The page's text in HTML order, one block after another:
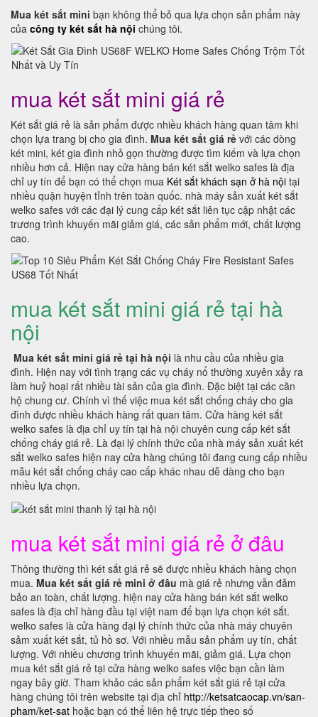
Mua két sắt mini bạn không thể bỏ qua lựa chọn sản phẩm này
của công ty két sắt hà nội chúng tôi.
mua két sắt mini giá rẻ
Két sắt giá rẻ là sản phẩm được nhiều khách hàng quan tâm khi
chọn lựa trang bị cho gia đình. Mua két sắt giá rẻ với các dòng
két mini, két gia đình nhỏ gọn thường được tìm kiếm và lựa chọn
nhiều hơn cả. Hiện nay cửa hàng bán két sắt welko safes là địa
chỉ uy tín để bạn có thể chọn mua Két sắt khách sạn ở hà nội tại
nhiều quận huyện tỉnh trên toàn quốc. nhà máy sản xuất két sắt
welko safes với các đại lý cung cấp két sắt liên tục cập nhật các
trương trình khuyến mãi giảm giá, các sản phẩm mới, chất lượng
cao.
mua két sắt mini giá rẻ tại hà
nội
Mua két sắt mini giá rẻ tại hà nội là nhu cầu của nhiều gia
đình. Hiện nay với tình trạng các vụ cháy nổ thường xuyên xảy ra
làm huỷ hoại rất nhiều tài sản của gia đình. Đặc biệt tại các căn
hộ chung cư. Chính vì thế việc mua két sắt chống cháy cho gia
đình được nhiều khách hàng rất quan tâm. Cửa hàng két sắt
welko safes là địa chỉ uy tín tại hà nội chuyên cung cấp két sắt
chống cháy giá rẻ. Là đại lý chính thức của nhà máy sản xuất két
sắt welko safes hiện nay cửa hàng chúng tôi đang cung cấp nhiều
mẫu két sắt chống cháy cao cấp khác nhau dễ dàng cho bạn
nhiều lựa chọn.
mua két sắt mini giá rẻ ở đâu
Thông thường thì két sắt giá rẻ sẽ được nhiều khách hàng chọn
mua. Mua két sắt giá rẻ mini ở đâu mà giá rẻ nhưng vẫn đảm
bảo an toàn, chất lượng. hiện nay cửa hàng bán két sắt welko
safes là địa chỉ hàng đầu tại việt nam để bạn lựa chọn két sắt.
welko safes là cửa hàng đại lý chính thức của nhà máy chuyên
sảm xuất két sắt, tủ hồ sơ. Với nhiều mẫu sản phẩm uy tín, chất
lượng. Với nhiều chương trình khuyến mãi, giảm giá. Lựa chọn
mua két sắt giá rẻ tại cửa hàng welko safes việc bạn cần làm
ngay bây giờ. Tham khảo các sản phẩm két sắt giá rẻ tại cửa
hàng chúng tôi trên website tại địa chỉ http://ketsatcaocap.vn/san-
pham/ket-sat hoặc bạn có thể liên hệ trực tiếp theo số